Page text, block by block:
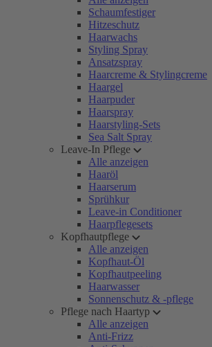
Schaumfestiger
Hitzeschutz
Haarwachs
Styling Spray
Ansatzspray
Haarcreme & Stylingcreme
Haargel
Haarpuder
Haarspray
Haarstyling-Sets
Sea Salt Spray
Leave-In Pflege
Alle anzeigen
Haaröl
Haarserum
Sprühkur
Leave-in Conditioner
Haarpflegesets
Kopfhautpflege
Alle anzeigen
Kopfhaut-Öl
Kopfhautpeeling
Haarwasser
Sonnenschutz & -pflege
Pflege nach Haartyp
Alle anzeigen
Anti-Frizz